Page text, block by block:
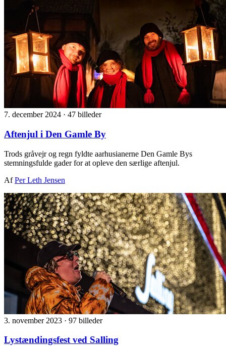
7. december 2024 · 47 billeder
Aftenjul i Den Gamle By
Trods gråvejr og regn fyldte aarhusianerne Den Gamle Bys
stemningsfulde gader for at opleve den særlige aftenjul.
AfPer Leth Jensen
3. november 2023 · 97 billeder
Lystændingsfest ved Salling